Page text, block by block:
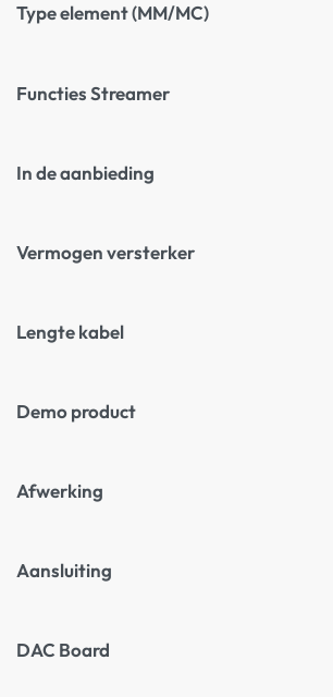
Type element (MM/MC)
Functies Streamer
In de aanbieding
Vermogen versterker
Lengte kabel
Demo product
Afwerking
Aansluiting
DAC Board